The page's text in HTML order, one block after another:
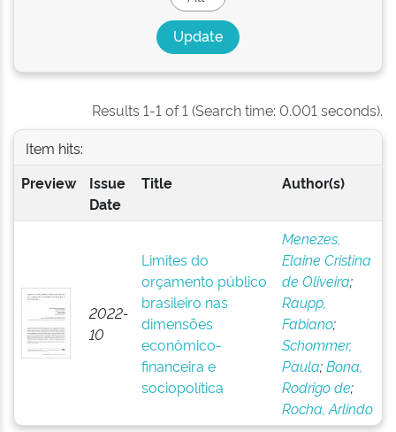
Results 1-1 of 1 (Search time: 0.001 seconds).
Item hits:
Preview
Issue
Date
Title Author(s)
2022-
10
Limites do
orçamento público
brasileiro nas
dimensões
econômico-
financeira e
sociopolítica
Menezes,
Elaine Cristina
de Oliveira;
Raupp,
Fabiano;
Schommer,
Paula;Bona,
Rodrigo de;
Rocha, Arlindo